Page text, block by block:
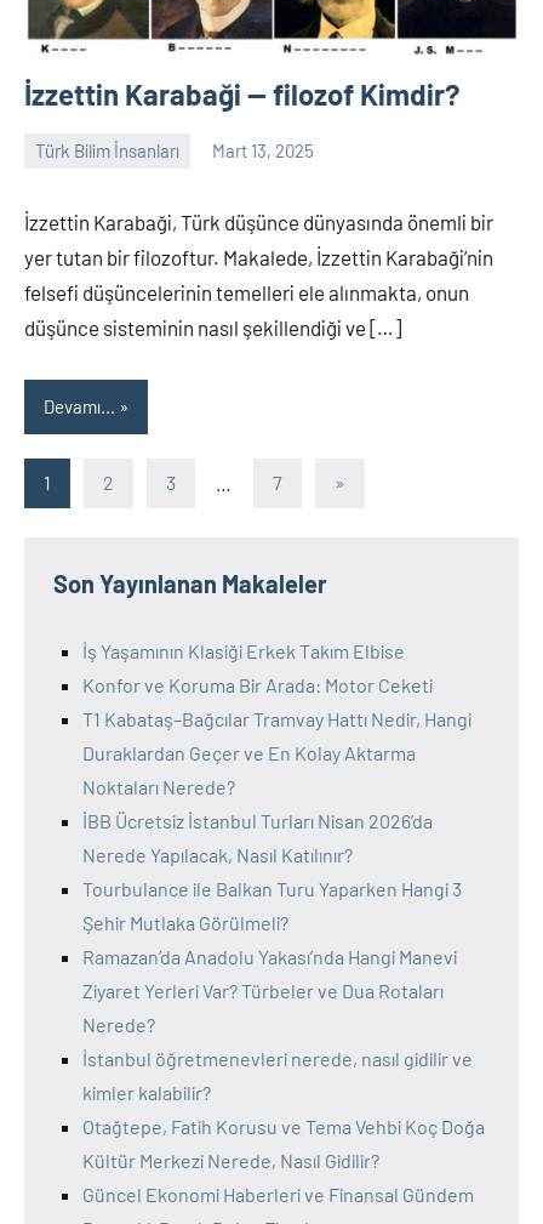
İzzettin Karabaği — filozof Kimdir?
Türk Bilim İnsanları Mart 13, 2025
İzzettin Karabaği, Türk düşünce dünyasında önemli bir
yer tutan bir filozoftur. Makalede, İzzettin Karabaği’nin
felsefi düşüncelerinin temelleri ele alınmakta, onun
düşünce sisteminin nasıl şekillendiği ve […]
Devamı...
Yazı
1 2 3 7
Sonraki
»
Son Yayınlanan Makaleler
İş Yaşamının Klasiği Erkek Takım Elbise
Konfor ve Koruma Bir Arada: Motor Ceketi
T1 Kabataş–Bağcılar Tramvay Hattı Nedir, Hangi
Duraklardan Geçer ve En Kolay Aktarma
Noktaları Nerede?
İBB Ücretsiz İstanbul Turları Nisan 2026’da
Nerede Yapılacak, Nasıl Katılınır?
Tourbulance ile Balkan Turu Yaparken Hangi 3
Şehir Mutlaka Görülmeli?
Ramazan’da Anadolu Yakası’nda Hangi Manevi
Ziyaret Yerleri Var? Türbeler ve Dua Rotaları
Nerede?
İstanbul öğretmenevleri nerede, nasıl gidilir ve
kimler kalabilir?
Otağtepe, Fatih Korusu ve Tema Vehbi Koç Doğa
Kültür Merkezi Nerede, Nasıl Gidilir?
Güncel Ekonomi Haberleri ve Finansal Gündem